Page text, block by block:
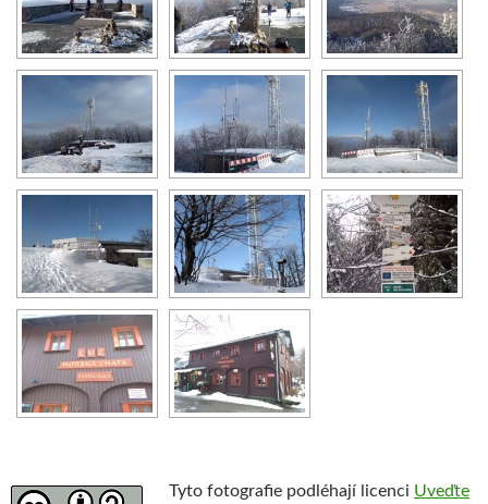
Tyto fotografie podléhají licenci Uveďte